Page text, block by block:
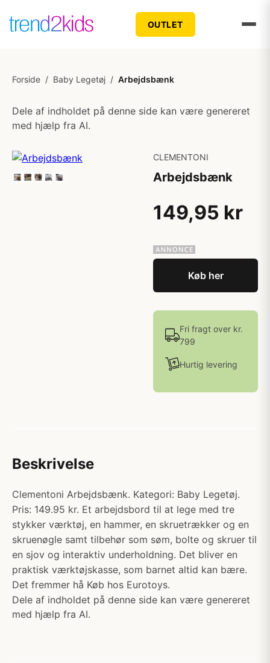
OUTLET
Forside / Baby Legetøj / Arbejdsbænk
Dele af indholdet på denne side kan være genereret
med hjælp fra AI.
CLEMENTONI
Arbejdsbænk
149,95 kr
Køb her
Fri fragt over kr.
799
Hurtig levering
Beskrivelse
Clementoni Arbejdsbænk. Kategori: Baby Legetøj.
Pris: 149.95 kr. Et arbejdsbord til at lege med tre
stykker værktøj, en hammer, en skruetrækker og en
skruenøgle samt tilbehør som søm, bolte og skruer til
en sjov og interaktiv underholdning. Det bliver en
praktisk værktøjskasse, som barnet altid kan bære.
Det fremmer hå Køb hos Eurotoys.
Dele af indholdet på denne side kan være genereret
med hjælp fra AI.